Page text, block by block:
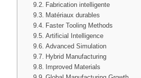
Fabrication intelligente
Matériaux durables
Faster Tooling Methods
Artificial Intelligence
Advanced Simulation
Hybrid Manufacturing
Improved Materials